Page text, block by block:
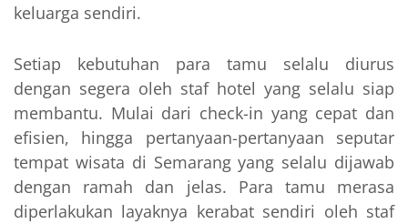
keluarga sendiri.
Setiap kebutuhan para tamu selalu diurus
dengan segera oleh staf hotel yang selalu siap
membantu. Mulai dari check-in yang cepat dan
efisien, hingga pertanyaan-pertanyaan seputar
tempat wisata di Semarang yang selalu dijawab
dengan ramah dan jelas. Para tamu merasa
diperlakukan layaknya kerabat sendiri oleh staf